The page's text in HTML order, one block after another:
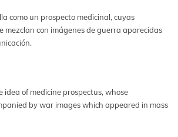
como un prospecto medicinal, cuyas
mezclan con imágenes de guerra aparecidas
idea of medicine prospectus, whose
by war images which appeared in mass